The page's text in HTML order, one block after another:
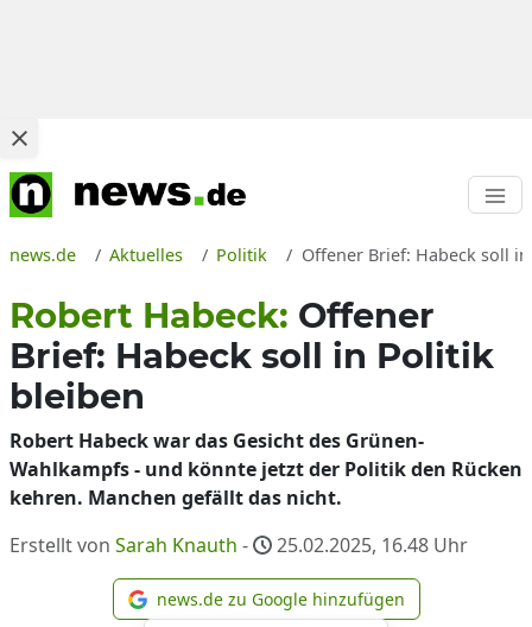
news.de Aktuelles Politik Offener Brief: Habeck soll
Robert Habeck: Offener
Brief: Habeck soll in Politik
bleiben
Robert Habeck war das Gesicht des Grünen-
Wahlkampfs - und könnte jetzt der Politik den Rücken
kehren. Manchen gefällt das nicht.
Erstellt von Sarah Knauth - 25.02.2025, 16.48 Uhr
news.de zu Google
news.de zu Google hinzufügen